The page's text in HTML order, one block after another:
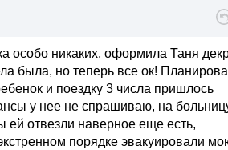
особо никаких, оформила Таня
была, но теперь все ок!
и поездку 3 числа пришлось
у нее не спрашиваю, на
ей отвезли наверное еще есть,
порядке эвакуировали